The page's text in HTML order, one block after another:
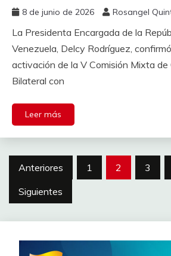
8 de junio de 2026 Rosangel
La Presidenta Encargada de la
Venezuela, Delcy Rodríguez,
activación de la V Comisión Mixta de
Bilateral con
Leer más
Anteriores 1 2 3
Siguientes